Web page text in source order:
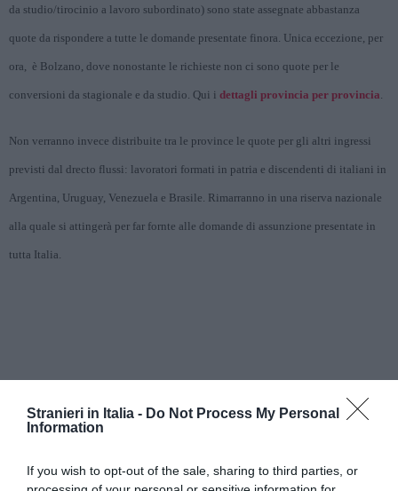
Stranieri in Italia - Do Not Process My Personal
Information
If you wish to opt-out of the sale, sharing to third parties, or
da studio/tirocinio a lavoro subordinato) sono state assegnate abbastanza
quote da rispondere a tutte le domande presentate finora. Unica eccezione, per
ora, è Bolzano, dove nonostante le richieste non ci sono quote per le
conversioni da stagionale e da studio. Qui i dettagli provincia per provincia.
Non verranno invece distribuite tra le province le quote per gli altri ingressi
previsti dal drecto flussi: lavoratori formati in patria e discendenti di italiani in
Argentina, Uruguay, Venezuela e Brasile. Rimarranno in una riserva nazionale
alla quale si attingerà per far fornte alle domande di assunzione presentate in
tutta Italia.